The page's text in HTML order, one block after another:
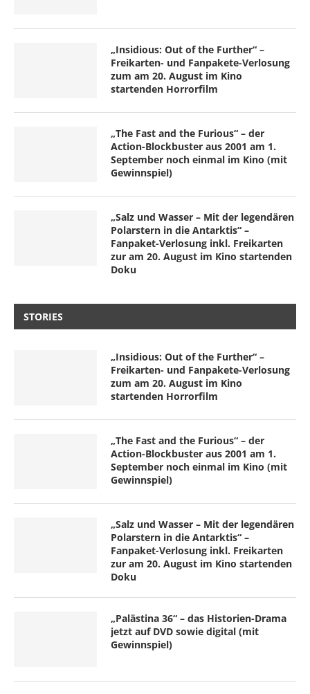
„Insidious: Out of the Further“ –
Freikarten- und Fanpakete-Verlosung
zum am 20. August im Kino
startenden Horrorfilm
„The Fast and the Furious“ – der
Action-Blockbuster aus 2001 am 1.
September noch einmal im Kino (mit
Gewinnspiel)
„Salz und Wasser – Mit der legendären
Polarstern in die Antarktis“ –
Fanpaket-Verlosung inkl. Freikarten
zur am 20. August im Kino startenden
Doku
STORIES
„Insidious: Out of the Further“ –
Freikarten- und Fanpakete-Verlosung
zum am 20. August im Kino
startenden Horrorfilm
„The Fast and the Furious“ – der
Action-Blockbuster aus 2001 am 1.
September noch einmal im Kino (mit
Gewinnspiel)
„Salz und Wasser – Mit der legendären
Polarstern in die Antarktis“ –
Fanpaket-Verlosung inkl. Freikarten
zur am 20. August im Kino startenden
Doku
„Palästina 36“ – das Historien-Drama
jetzt auf DVD sowie digital (mit
Gewinnspiel)